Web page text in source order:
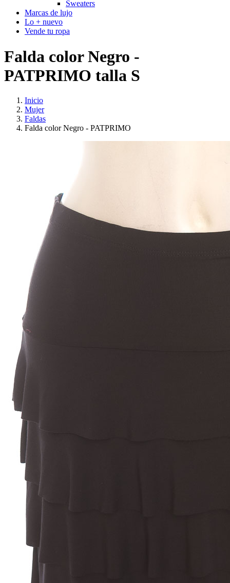
Sweaters
Marcas de lujo
Lo + nuevo
Vende tu ropa
Falda color Negro -
PATPRIMO talla S
Inicio
Mujer
Faldas
Falda color Negro - PATPRIMO